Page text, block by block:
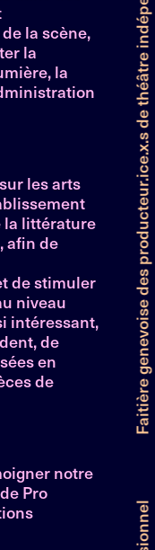
Faitière genevoise des producteur.ice.x.s de théâtre indépendant et professionnel
la scène,
la
la
les arts
la littérature
afin de
de stimuler
niveau
intéressant,
de
en
de
notre
Pro